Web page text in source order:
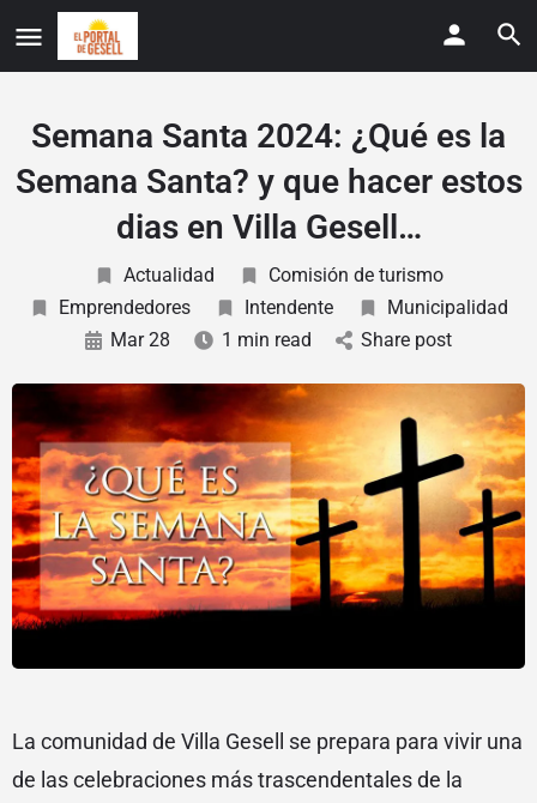
Semana Santa 2024: ¿Qué es la
Semana Santa? y que hacer estos
dias en Villa Gesell…
Actualidad
Comisión de turismo
Emprendedores
Intendente
Municipalidad
Mar 28
1 min read Share post
La comunidad de Villa Gesell se prepara para vivir una
de las celebraciones más trascendentales de la